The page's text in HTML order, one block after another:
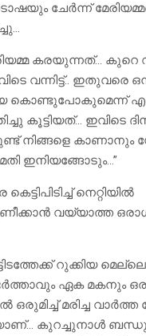
ചേർന്ന്
കരയുന്നത്…
വന്നിട്ട്.. ഇതുവരെ
കൊണ്ടുപോകുമെന്ന്
കൂട്ടിയത്… ഇവിടെ
നിങ്ങളെ കാണാനും
ഇനിയങ്ങോടും…”
നെറ്റിയിൽ
വയ്യാത്ത
റുക്കിയ
ഏക മകനും
മരിച്ച വാർത്ത
കുറച്ചുനാൾ